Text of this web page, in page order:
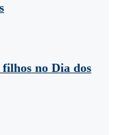
no Dia dos